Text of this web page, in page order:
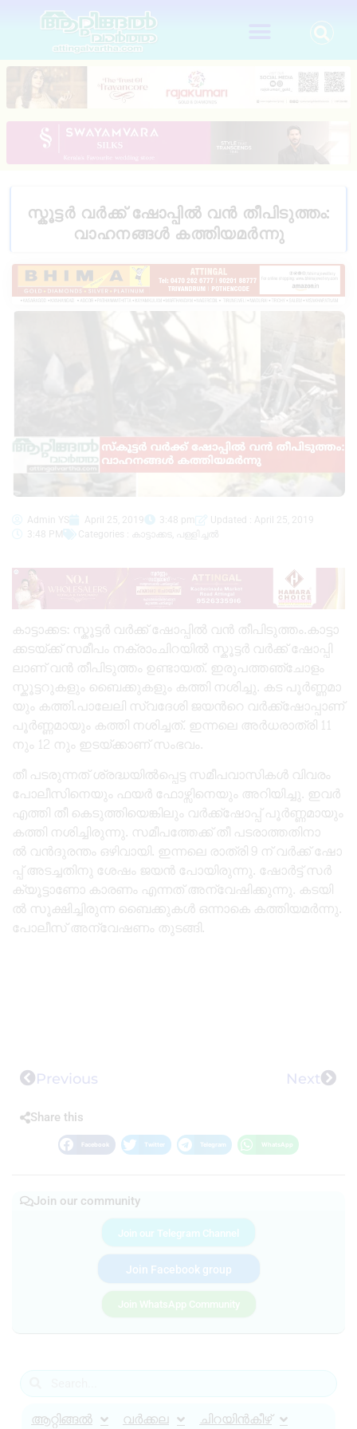
സ്കൂ​ട്ട​ർ വ​ർ​ക്ക് ഷോ​പ്പി​ൽ വ​ൻ തീ​പി​ടു​ത്തം:
വാഹനങ്ങൾ കത്തിയമർന്നു
Admin YS April 25, 2019 3:48 pm
Updated : April 25, 2019
3:48 PM
Categories : കാട്ടാക്കട പള്ളിച്ചൽ
കാ​ട്ടാ​ക്ക​ട: സ്കൂ​ട്ട​ർ വ​ർ​ക്ക് ഷോ​പ്പി​ൽ വ​ൻ തീ​പി​ടു​ത്തം.കാ​ട്ടാ​
ക്ക​ട​യ്ക്ക് സ​മീ​പം ന​ക്രാം​ചി​റ​യി​ൽ സ്കൂ​ട്ട​ർ വ​ർ​ക്ക് ഷോ​പ്പി​
ലാണ് വ​ൻ തീ​പി​ടു​ത്തം ഉണ്ടായത്. ഇ​രു​പ​ത്ത​ഞ്ചോ​ളം
സ്കൂ​ട്ട​റു​ക​ളും ബൈ​ക്കു​ക​ളും ക​ത്തി ന​ശി​ച്ചു. ക​ട പൂ​ർ​ണ്ണ​മാ​
യും ക​ത്തി.പാ​ലേ​ലി സ്വ​ദേ​ശി ജ​യ​ന്‍റെ വ​ർ​ക്ക്ഷോ​പ്പാ​ണ്
പൂ​ർ​ണ്ണ​മാ​യും ക​ത്തി ന​ശി​ച്ച​ത്. ഇ​ന്ന​ലെ അ​ർ​ധ​രാ​ത്രി 11
നും 12 ​നും ഇ​ട​യ്ക്കാ​ണ് സം​ഭ​വം.
തീ ​പ​ട​രു​ന്ന​ത് ശ്ര​ദ്ധ​യി​ൽ​പ്പെ​ട്ട സ​മീ​പ​വാ​സി​ക​ൾ വി​വ​രം
പോ​ലീ​സി​നെ​യും ഫ​യ​ർ ഫോ​ഴ്സി​നെ​യും അ​റി​യി​ച്ചു. ഇ​വ​ർ
എ​ത്തി തീ ​കെ​ടു​ത്തി​യെ​ങ്കി​ലും വ​ർ​ക്ക്ഷോ​പ്പ് പൂ​ർ​ണ്ണ​മാ​യും
ക​ത്തി ന​ശി​ച്ചി​രു​ന്നു. സ​മീ​പ​ത്തേ​ക്ക് തീ ​പ​ട​രാ​ത്ത​തി​നാ​
ൽ വ​ൻ​ദു​ര​ന്തം ഒ​ഴി​വാ​യി. ഇ​ന്ന​ലെ രാ​ത്രി 9 ന് ​വ​ർ​ക്ക് ഷോ​
പ്പ് അ​ട​ച്ച​തിനു ​ശേ​ഷം ജ​യ​ൻ പോ​യി​രു​ന്നു. ഷോ​ർ​ട്ട് സ​ർ​
ക്യൂ​ട്ടാ​ണോ കാ​ര​ണം എ​ന്ന​ത് അ​ന്വേ​ഷി​ക്കു​ന്നു. ക​ട​യി​
ൽ സൂ​ക്ഷി​ച്ചി​രു​ന്ന ബൈ​ക്കു​ക​ൾ ഒ​ന്നാ​കെ ക​ത്തി​യ​മ​ർ​ന്നു.
പോ​ലീ​സ് അ​ന്വേ​ഷ​ണം തു​ട​ങ്ങി.
Previous Next
Share this
Facebook Twitter Telegram WhatsApp
Join our community
Join our Telegram Channel
Join Facebook group
Join WhatsApp Community
ആറ്റിങ്ങൽ വർക്കല ചിറയിൻകീഴ്